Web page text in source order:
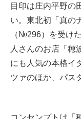
目印は庄内平野の
い。東北初「真の
（№296）を受け
人さんのお店「
にも人気の本格イ
ツァのほか、パス
コンセンプトは「